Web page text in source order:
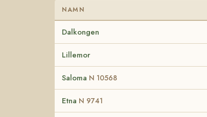
NAMN
Dalkongen
Lillemor
Saloma N 10568
Etna N 9741